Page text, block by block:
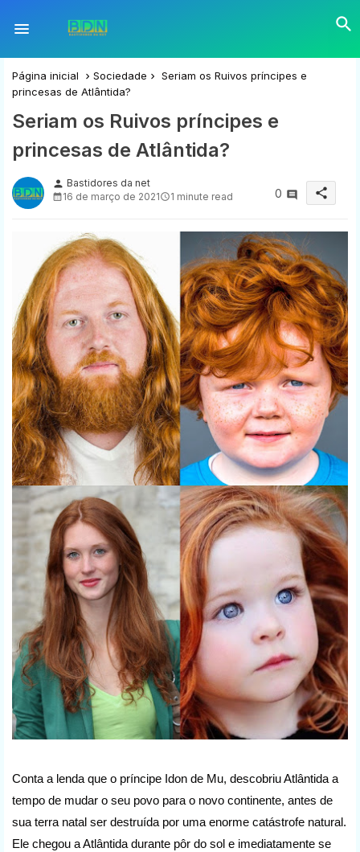
Página inicial Sociedade
Seriam os Ruivos príncipes e
princesas de Atlântida?
Seriam os Ruivos príncipes e
princesas de Atlântida?
person Bastidores da net
16 de março de 2021
1 minute read 0 share
Conta a lenda que o príncipe Idon de Mu, descobriu Atlântida a
tempo de mudar o seu povo para o novo continente, antes de
sua terra natal ser destruída por uma enorme catástrofe natural.
Ele chegou a Atlântida durante pôr do sol e imediatamente se